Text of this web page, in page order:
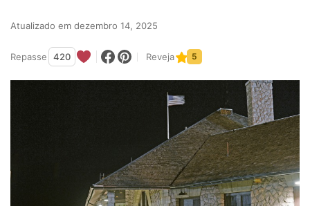
Atualizado em dezembro 14, 2025
Repasse 420 Reveja 5